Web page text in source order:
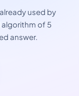
used by
of 5
answer.